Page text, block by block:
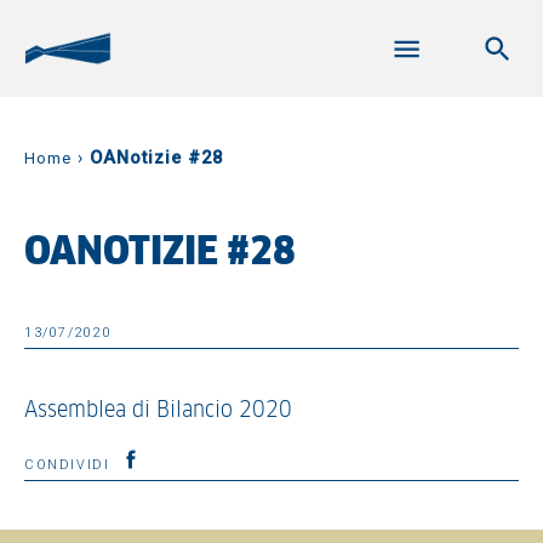
Home › OANotizie #28
OANOTIZIE #28
13/07/2020
Assemblea di Bilancio 2020
CONDIVIDI